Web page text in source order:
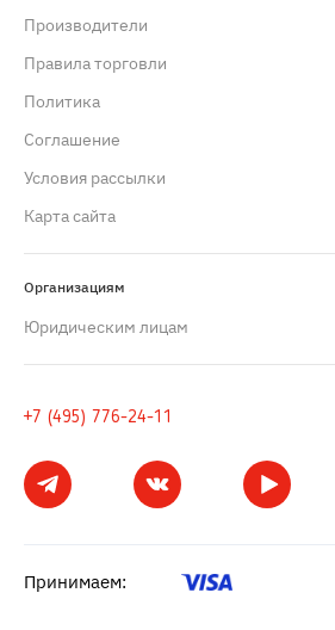
Производители
Правила торговли
Политика
Cоглашение
Условия рассылки
Карта сайта
Организациям
Юридическим лицам
+7 (495) 776-24-11
Принимаем: